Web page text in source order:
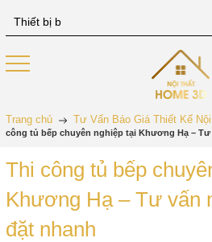
Trang chủ Tư Vấn Báo Giá Thiết Kế
công tủ bếp chuyên nghiệp tại Khương Hạ –
Thi công tủ bếp
Khương Hạ – Tư vấn
đặt nhanh